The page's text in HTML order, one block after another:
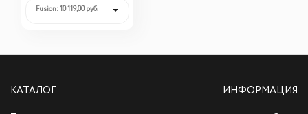
Fusion: 10 119,00 руб.
КАТАЛОГ ИНФОРМАЦИЯ